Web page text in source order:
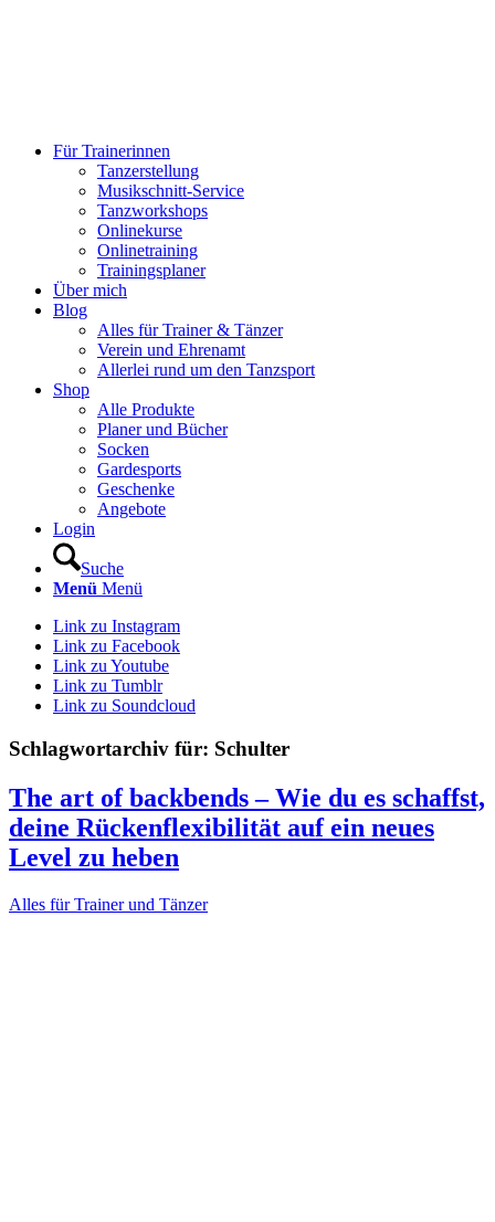
Für Trainerinnen
Tanzerstellung
Musikschnitt-Service
Tanzworkshops
Onlinekurse
Onlinetraining
Trainingsplaner
Über mich
Blog
Alles für Trainer & Tänzer
Verein und Ehrenamt
Allerlei rund um den Tanzsport
Shop
Alle Produkte
Planer und Bücher
Socken
Gardesports
Geschenke
Angebote
Login
Suche
Menü Menü
Link zu Instagram
Link zu Facebook
Link zu Youtube
Link zu Tumblr
Link zu Soundcloud
Schlagwortarchiv für: Schulter
The art of backbends – Wie du es schaffst,
deine Rückenflexibilität auf ein neues
Level zu heben
Alles für Trainer und Tänzer